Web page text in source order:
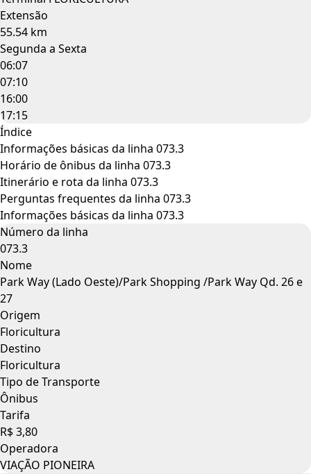
Extensão
55.54 km
Segunda a Sexta
06:07
07:10
16:00
17:15
Índice
Informações básicas da linha 073.3
Horário de ônibus da linha 073.3
Itinerário e rota da linha 073.3
Perguntas frequentes da linha 073.3
Informações básicas da linha 073.3
Número da linha
073.3
Nome
Park Way (Lado Oeste)/Park Shopping /Park Way Qd. 26 e
27
Origem
Floricultura
Destino
Floricultura
Tipo de Transporte
Ônibus
Tarifa
R$ 3,80
Operadora
VIAÇÃO PIONEIRA